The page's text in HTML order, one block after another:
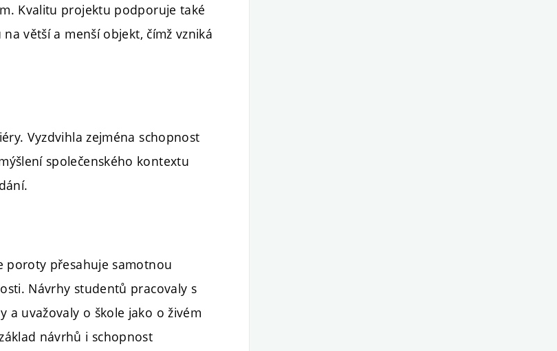
Kvalitu projektu podporuje také
větší a menší objekt, čímž vzniká
Vyzdvihla zejména schopnost
společenského kontextu
poroty přesahuje samotnou
Návrhy studentů pracovaly s
a uvažovaly o škole jako o živém
návrhů i schopnost